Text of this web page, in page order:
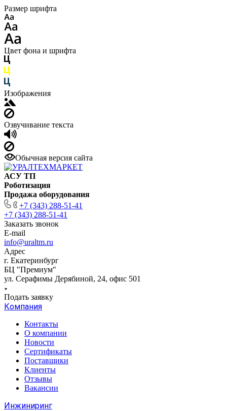
Размер шрифта
Цвет фона и шрифта
Изображения
Озвучивание текста
Обычная версия сайта
АСУ ТП
Роботизация
Продажа оборудования
+7 (343) 288-51-41
+7 (343) 288-51-41
Заказать звонок
E-mail
info@uraltm.ru
Адрес
г. Екатеринбург
БЦ "Премиум"
ул. Серафимы Дерябиной, 24, офис 501
Подать заявку
Компания
Контакты
О компании
Новости
Сертификаты
Поставщики
Клиенты
Отзывы
Вакансии
Инжиниринг